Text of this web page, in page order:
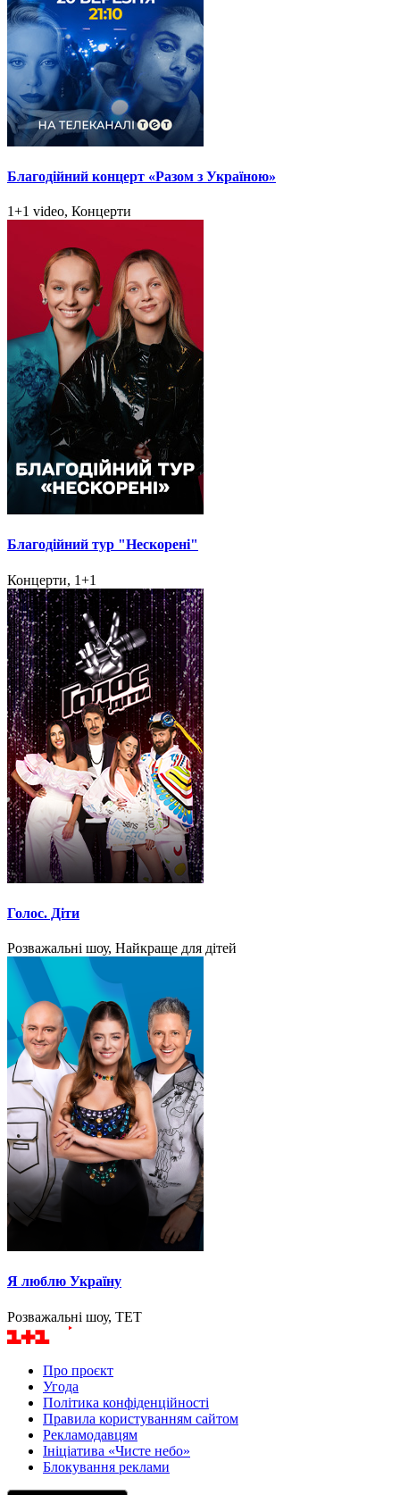
Благодійний концерт «Разом з Україною»
1+1 video, Концерти
Благодійний тур "Нескорені"
Концерти, 1+1
Голос. Діти
Розважальні шоу, Найкраще для дітей
Я люблю Україну
Розважальні шоу, ТЕТ
Про проєкт
Угода
Політика конфіденційності
Правила користуванням сайтом
Рекламодавцям
Ініціатива «Чисте небо»
Блокування реклами